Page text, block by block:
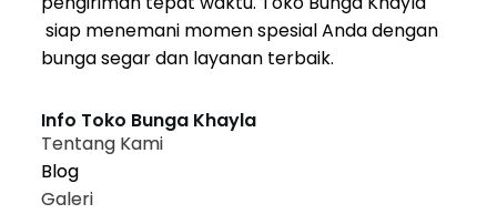
siap menemani momen spesial Anda dengan
bunga segar dan layanan terbaik.
Info Toko Bunga Khayla
Tentang Kami
Blog
Galeri